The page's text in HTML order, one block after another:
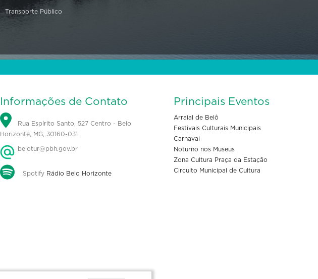
Transporte Público
Informações de Contato
Rua Espírito Santo, 527 Centro - Belo
Horizonte, MG, 30160-031
belotur@pbh.gov.br
Spotify Rádio Belo Horizonte
Principais Eventos
Arraial de Belô
Festivais Culturais Municipais
Carnaval
Noturno nos Museus
Zona Cultura Praça da Estação
Circuito Municipal de Cultura